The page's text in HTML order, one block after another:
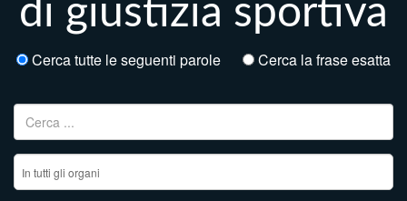
di giustizia sportiva
Cerca tutte le seguenti parole Cerca la frase esatta
Ricerca per: